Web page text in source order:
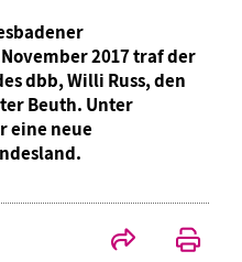
2017 traf der
dbb, Willi Russ, den
Beuth. Unter
eine neue